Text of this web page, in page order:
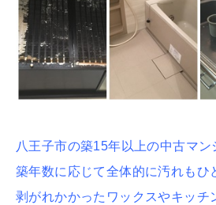
八王子市の築15年以上の中古マン
築年数に応じて全体的に汚れもひ
剥がれかかったワックスやキッチ